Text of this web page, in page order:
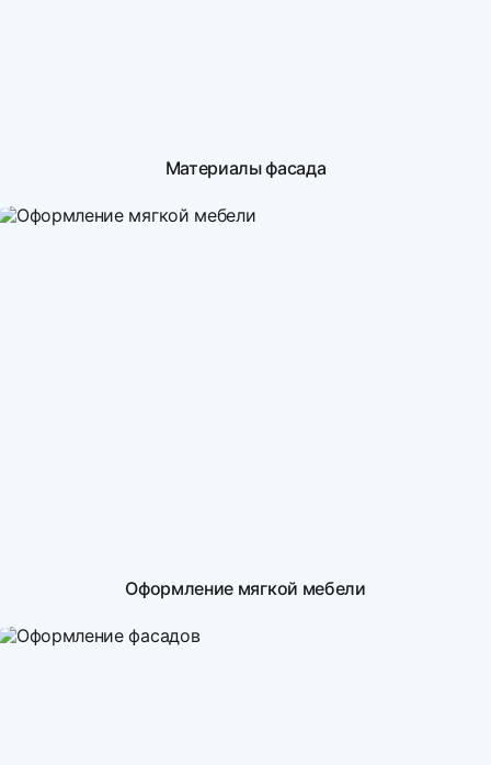
Материалы фасада
Оформление мягкой мебели